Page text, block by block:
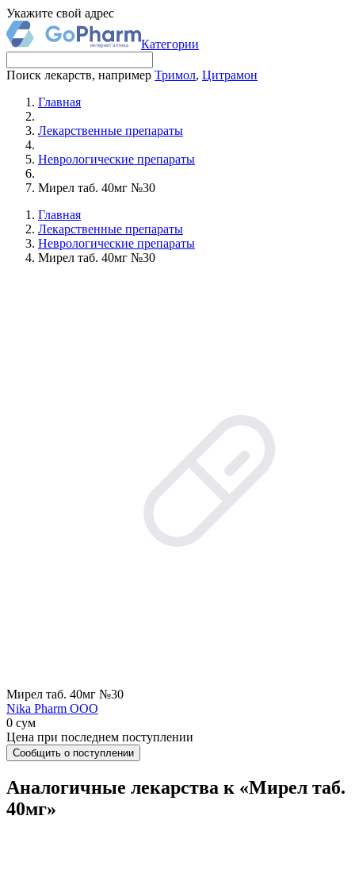
Укажите свой адрес
Категории
Поиск лекарств, например Тримол, Цитрамон
Главная
Лекарственные препараты
Неврологические препараты
Мирел таб. 40мг №30
Главная
Лекарственные препараты
Неврологические препараты
Мирел таб. 40мг №30
Мирел таб. 40мг №30
Nika Pharm ООО
0 сум
Цена при последнем поступлении
Сообщить о поступлении
Аналогичные лекарства к «Мирел таб.
40мг»